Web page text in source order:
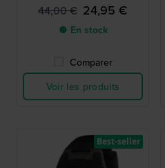
44,00 € 24,95 €
● En stock
Comparer
Voir les produits
Best-seller